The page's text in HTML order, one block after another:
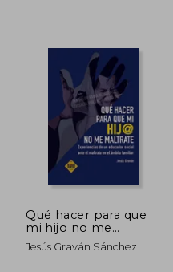
NT$ 1,096
Qué hacer para que
mi hijo no me
maltrate (in Spanish)
Jesús Graván Sánchez